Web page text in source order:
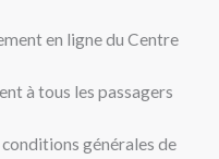
en ligne du Centre
à tous les passagers
conditions générales de